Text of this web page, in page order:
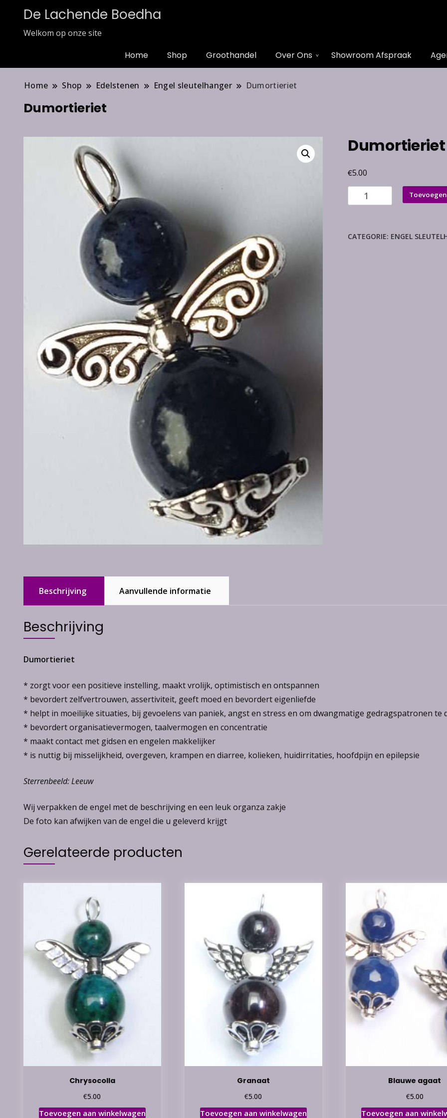
De Lachende Boedha
Welkom op onze site
Home Shop Groothandel Over Ons Showroom Afspraak
Home Shop Edelstenen Engel sleutelhanger Dumortieriet
Dumortieriet
Dumortieriet
€5.00
Dumortieriet
aantal
CATEGORIE: ENGEL
Beschrijving Aanvullende informatie
Beschrijving
Dumortieriet
* zorgt voor een positieve instelling, maakt vrolijk, optimistisch en ontspannen
* bevordert zelfvertrouwen, assertiviteit, geeft moed en bevordert eigenliefde
* helpt in moeilijke situaties, bij gevoelens van paniek, angst en stress en om dwangmatige gedragspatronen te
* bevordert organisatievermogen, taalvermogen en concentratie
* maakt contact met gidsen en engelen makkelijker
* is nuttig bij misselijkheid, overgeven, krampen en diarree, kolieken, huidirritaties, hoofdpijn en epilepsie
Sterrenbeeld: Leeuw
Wij verpakken de engel met de beschrijving en een leuk organza zakje
De foto kan afwijken van de engel die u geleverd krijgt
Gerelateerde producten
Chrysocolla
€5.00
Toevoegen aan winkelwagen
Granaat
€5.00
Toevoegen aan winkelwagen
Blauwe agaat
€5.00
Toevoegen aan